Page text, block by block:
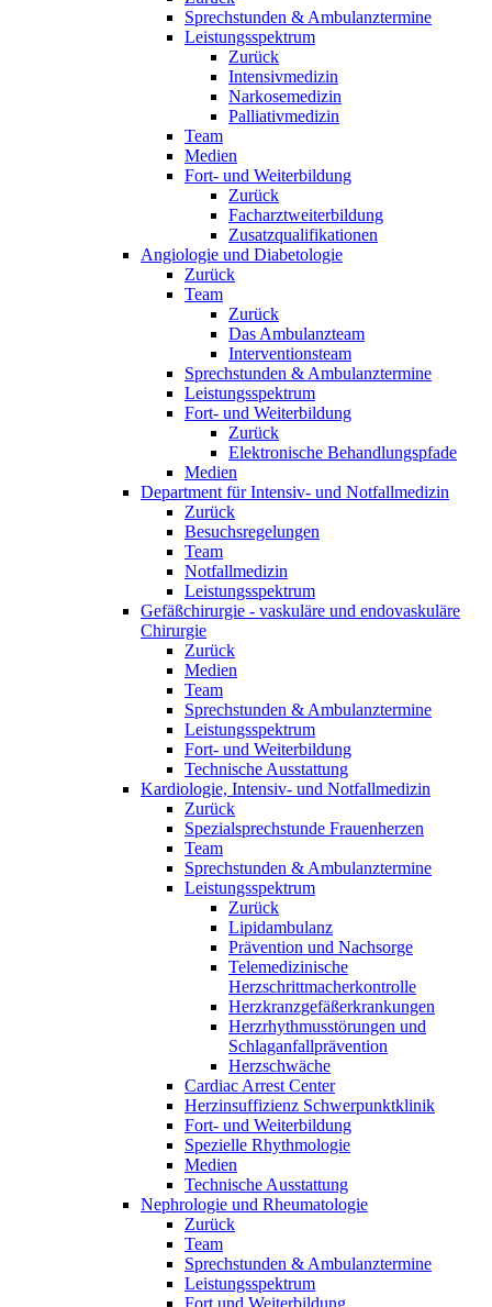
Sprechstunden & Ambulanztermine
Leistungsspektrum
Zurück
Intensivmedizin
Narkosemedizin
Palliativmedizin
Team
Medien
Fort- und Weiterbildung
Zurück
Facharztweiterbildung
Zusatzqualifikationen
Angiologie und Diabetologie
Zurück
Team
Zurück
Das Ambulanzteam
Interventionsteam
Sprechstunden & Ambulanztermine
Leistungsspektrum
Fort- und Weiterbildung
Zurück
Elektronische Behandlungspfade
Medien
Department für Intensiv- und Notfallmedizin
Zurück
Besuchsregelungen
Team
Notfallmedizin
Leistungsspektrum
Gefäßchirurgie - vaskuläre und endovaskuläre
Chirurgie
Zurück
Medien
Team
Sprechstunden & Ambulanztermine
Leistungsspektrum
Fort- und Weiterbildung
Technische Ausstattung
Kardiologie, Intensiv- und Notfallmedizin
Zurück
Spezialsprechstunde Frauenherzen
Team
Sprechstunden & Ambulanztermine
Leistungsspektrum
Zurück
Lipidambulanz
Prävention und Nachsorge
Telemedizinische
Herzschrittmacherkontrolle
Herzkranzgefäßerkrankungen
Herzrhythmusstörungen und
Schlaganfallprävention
Herzschwäche
Cardiac Arrest Center
Herzinsuffizienz Schwerpunktklinik
Fort- und Weiterbildung
Spezielle Rhythmologie
Medien
Technische Ausstattung
Nephrologie und Rheumatologie
Zurück
Team
Sprechstunden & Ambulanztermine
Leistungsspektrum
Fort und Weiterbildung